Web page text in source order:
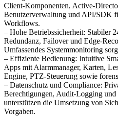
Client-Komponenten, Active-
Benutzerverwaltung und API/SDK
Workflows.
– Hohe Betriebssicherheit: Stabiler
Redundanz, Failover und Edge-
Umfassendes Systemmonitoring
– Effiziente Bedienung: Intuitive
Apps mit Alarmmanager, Karten,
Engine, PTZ-Steuerung sowie
– Datenschutz und Compliance:
Berechtigungen, Audit-Logging und
unterstützen die Umsetzung von
Vorgaben.